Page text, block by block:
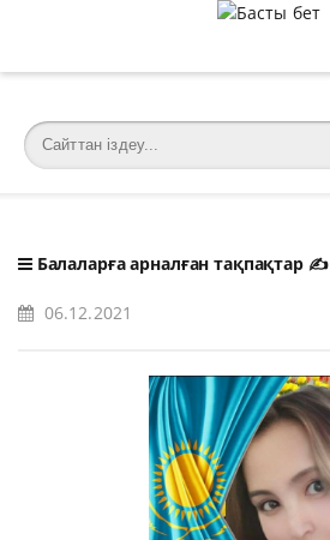
Балаларға арналған тақпақтар✍️
06.12.2021